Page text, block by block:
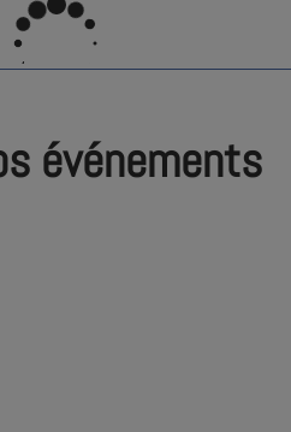
événements